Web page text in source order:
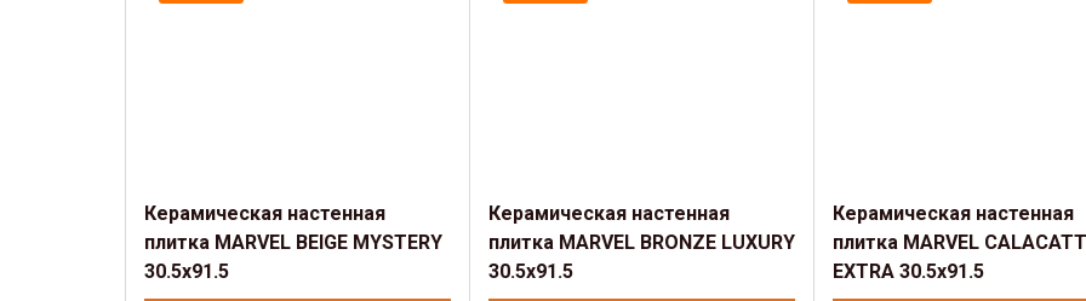
Керамическая настенная
плитка MARVEL BEIGE MYSTERY
30.5x91.5
Керамическая настенная
плитка MARVEL BRONZE LUXURY
30.5x91.5
Керамическая настенная
плитка MARVEL
EXTRA 30.5x91.5